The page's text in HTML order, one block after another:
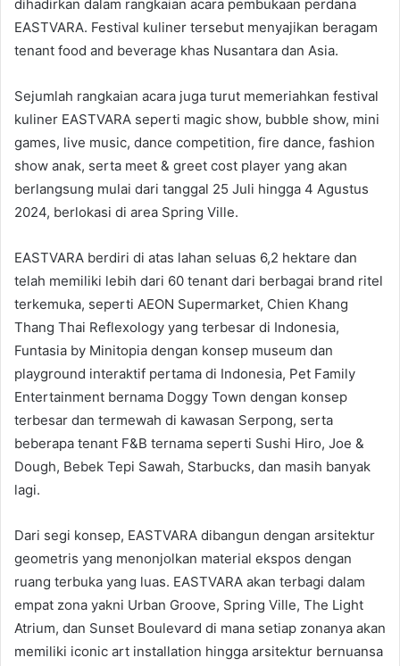
dihadirkan dalam rangkaian acara pembukaan perdana
EASTVARA. Festival kuliner tersebut menyajikan beragam
tenant food and beverage khas Nusantara dan Asia.
Sejumlah rangkaian acara juga turut memeriahkan festival
kuliner EASTVARA seperti magic show, bubble show, mini
games, live music, dance competition, fire dance, fashion
show anak, serta meet & greet cost player yang akan
berlangsung mulai dari tanggal 25 Juli hingga 4 Agustus
2024, berlokasi di area Spring Ville.
EASTVARA berdiri di atas lahan seluas 6,2 hektare dan
telah memiliki lebih dari 60 tenant dari berbagai brand ritel
terkemuka, seperti AEON Supermarket, Chien Khang
Thang Thai Reflexology yang terbesar di Indonesia,
Funtasia by Minitopia dengan konsep museum dan
playground interaktif pertama di Indonesia, Pet Family
Entertainment bernama Doggy Town dengan konsep
terbesar dan termewah di kawasan Serpong, serta
beberapa tenant F&B ternama seperti Sushi Hiro, Joe &
Dough, Bebek Tepi Sawah, Starbucks, dan masih banyak
lagi.
Dari segi konsep, EASTVARA dibangun dengan arsitektur
geometris yang menonjolkan material ekspos dengan
ruang terbuka yang luas. EASTVARA akan terbagi dalam
empat zona yakni Urban Groove, Spring Ville, The Light
Atrium, dan Sunset Boulevard di mana setiap zonanya akan
memiliki iconic art installation hingga arsitektur bernuansa